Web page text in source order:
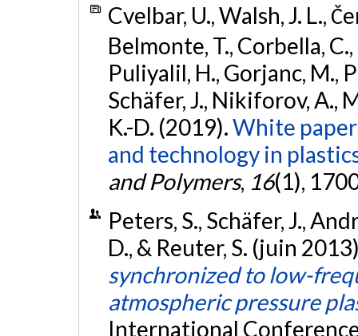
Cvelbar, U., Walsh, J. L.,
Belmonte, T., Corbella,
Puliyalil, H., Gorjanc, M.,
Schäfer, J., Nikiforov, A.,
K.-D. (2019).White
and technology in
and Polymers, 16(1),
Peters, S., Schäfer, J.,
D., & Reuter, S. (juin
synchronized to low-
atmospheric pressure
International Conference